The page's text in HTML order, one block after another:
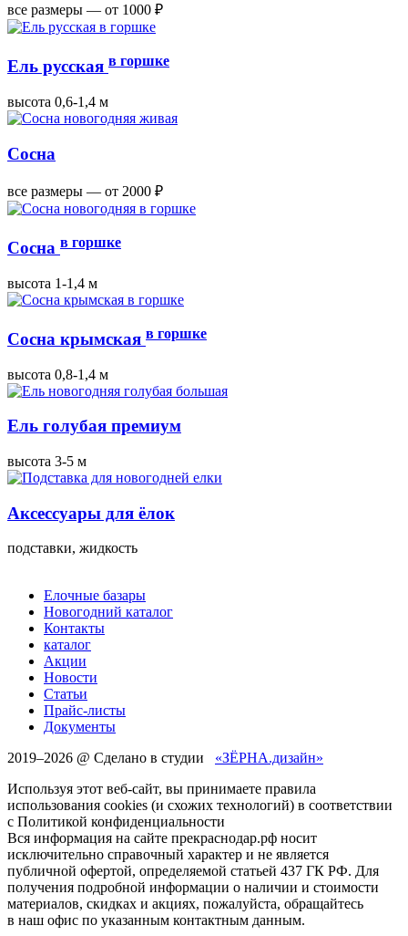
все размеры — от 1000 ₽
Ель русская в горшке
высота 0,6-1,4 м
Сосна
все размеры — от 2000 ₽
Сосна в горшке
высота 1-1,4 м
Сосна крымская в горшке
высота 0,8-1,4 м
Ель голубая премиум
высота 3-5 м
Аксессуары для ёлок
подставки, жидкость
Елочные базары
Новогодний каталог
Контакты
каталог
Акции
Новости
Статьи
Прайс-листы
Документы
2019–2026 @ Сделано в студии «ЗЁРНА.дизайн»
Используя этот веб-сайт, вы принимаете правила
использования cookies (и схожих технологий) в соответствии
с Политикой конфиденциальности
Вся информация на сайте прекраснодар.рф носит
исключительно справочный характер и не является
публичной офертой, определяемой статьей 437 ГК РФ. Для
получения подробной информации о наличии и стоимости
материалов, скидках и акциях, пожалуйста, обращайтесь
в наш офис по указанным контактным данным.